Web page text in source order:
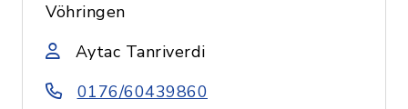
Vöhringen
Aytac Tanriverdi
0176/60439860